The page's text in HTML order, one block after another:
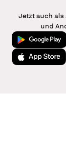
Jetzt auch als
und
Jetzt bei
Laden im App